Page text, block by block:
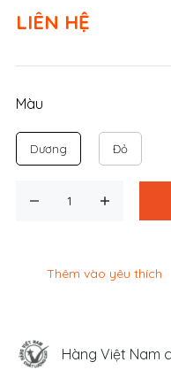
LIÊN HỆ
Thêm vào yêu thích
Hàng Việt Nam
Màu
Dương Đỏ